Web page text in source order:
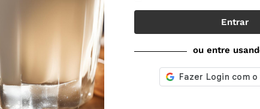
de 2026 Nenhum comentário
LEITE LONGA-VIDA OU UHT
Entrar
ou entre